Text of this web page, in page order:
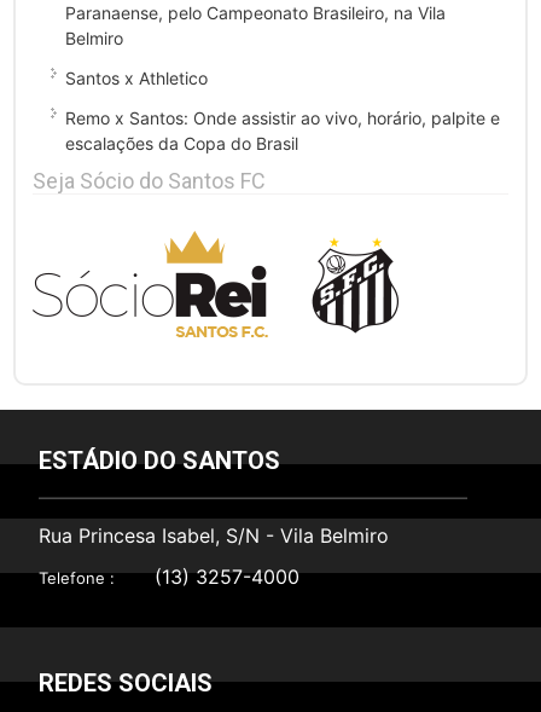
Paranaense, pelo Campeonato Brasileiro, na Vila
Belmiro
Santos x Athletico
Remo x Santos: Onde assistir ao vivo, horário, palpite e
escalações da Copa do Brasil
Seja Sócio do Santos FC
ESTÁDIO DO SANTOS
Rua Princesa Isabel, S/N - Vila Belmiro
Telefone : (13) 3257-4000
REDES SOCIAIS